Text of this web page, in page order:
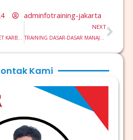
adminfotraining-jakarta
NEXT
Kami